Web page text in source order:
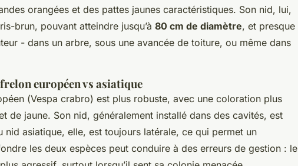
orangées et des pattes jaunes caractéristiques. Son nid, lui,
brun, pouvant atteindre jusqu’à 80 cm de diamètre, et presque
- dans un arbre, sous une avancée de toiture, ou même dans
européen vs asiatique
(Vespa crabro) est plus robuste, avec une coloration plus
de jaune. Son nid, généralement installé dans des cavités, est
nid asiatique, elle, est toujours latérale, ce qui permet un
les deux espèces peut conduire à des erreurs de gestion : le